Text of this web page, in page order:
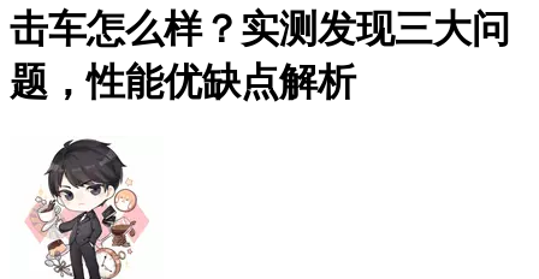
击车怎么样？实测发现三大问
题，性能优缺点解析